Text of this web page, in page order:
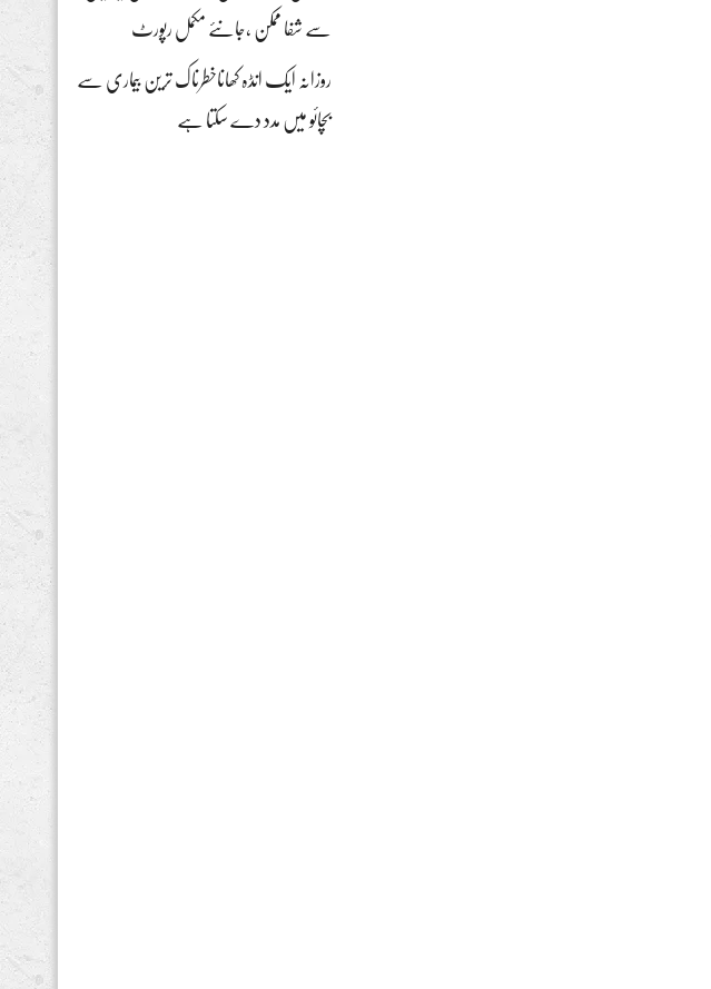
سے شفا ممکن ،جانئے مکمل رپورٹ
روزانہ ایک انڈہ کھاناخطرناک ترین بیماری سے
بچائو میں مدد دے سکتا ہے